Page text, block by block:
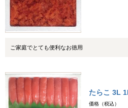
ご家庭でとても便利なお徳用
たらこ 3L
価格（税込）